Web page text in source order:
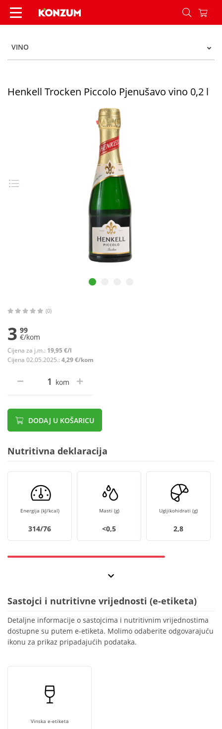
Henkell Trocken Piccolo Pjenušavo vino 0,2 l -
VINO
Henkell Trocken Piccolo Pjenušavo vino 0,2 l
(0)
3 99
€/kom
Cijena za j.m.: 19,95 €/l
Cijena 02.05.2025.: 4,29 €/kom
kom
DODAJ U KOŠARICU
Nutritivna deklaracija
Energija (kJ/kcal)
314/76
Masti (g)
<0,5
Ugljikohidrati (g)
2,8
Sastojci i nutritivne vrijednosti (e-etiketa)
Detaljne informacije o sastojcima i nutritivnim vrijednostima
dostupne su putem e-etiketa. Molimo odaberite odgovarajuću
ikonu za prikaz pripadajućih podataka.
Vinska e-etiketa